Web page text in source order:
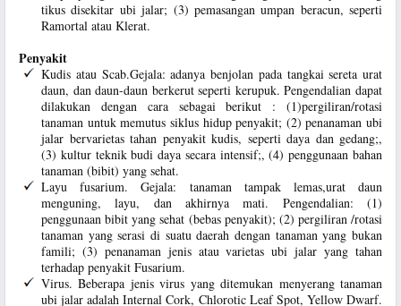
tikus disekitar ubi jalar; (3) pemasangan umpan beracun, seperti
Ramortal atau Klerat.
Penyakit
Kudis atau Scab.Gejala: adanya benjolan pada tangkai sereta urat
daun, dan daun-daun berkerut seperti kerupuk. Pengendalian dapat
dilakukan dengan cara sebagai berikut : (1)pergiliran/rotasi
tanaman untuk memutus siklus hidup penyakit; (2) penanaman ubi
jalar bervarietas tahan penyakit kudis, seperti daya dan gedang;,
(3) kultur teknik budi daya secara intensif;, (4) penggunaan bahan
tanaman (bibit) yang sehat.
Layu fusarium. Gejala: tanaman tampak lemas,urat daun
menguning, layu, dan akhirnya mati. Pengendalian: (1)
penggunaan bibit yang sehat (bebas penyakit); (2) pergiliran /rotasi
tanaman yang serasi di suatu daerah dengan tanaman yang bukan
famili; (3) penanaman jenis atau varietas ubi jalar yang tahan
terhadap penyakit Fusarium.
Virus. Beberapa jenis virus yang ditemukan menyerang tanaman
ubi jalar adalah Internal Cork, Chlorotic Leaf Spot, Yellow Dwarf.